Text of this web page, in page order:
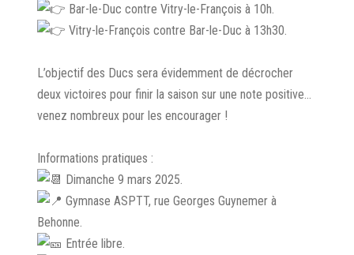
Bar-le-Duc contre Vitry-le-François à 10h.
Vitry-le-François contre Bar-le-Duc à 13h30.
L’objectif des Ducs sera évidemment de décrocher
deux victoires pour finir la saison sur une note positive…
venez nombreux pour les encourager !
Informations pratiques :
Dimanche 9 mars 2025.
Gymnase ASPTT, rue Georges Guynemer à
Behonne.
Entrée libre.